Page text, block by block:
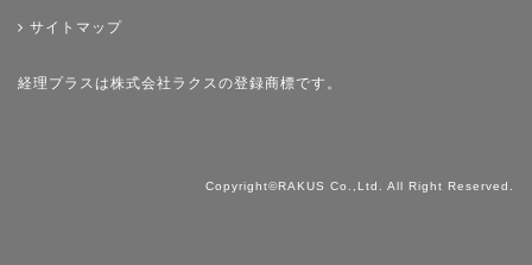
サイトマップ
経理プラスは株式会社ラクスの登録商標です。
Copyright©RAKUS Co.,Ltd. All Right Reserved.